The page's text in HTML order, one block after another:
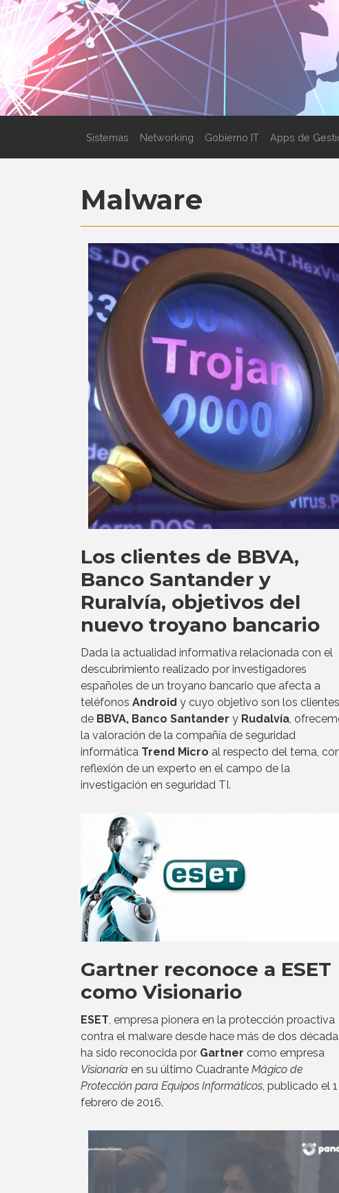
Sistemas Networking Gobierno IT Apps de
Malware
Los clientes de BBVA,
Banco Santander y
Ruralvía, objetivos del
nuevo troyano bancario
Dada la actualidad informativa relacionada con el
descubrimiento realizado por investigadores
españoles de un troyano bancario que afecta a
teléfonos Android y cuyo objetivo son los clientes
de BBVA, Banco Santander y Rudalvía,
la valoración de la compañía de seguridad
informática Trend Micro al respecto del tema,
reflexión de un experto en el campo de la
investigación en seguridad TI.
Gartner reconoce a ESET
como Visionario
ESET , empresa pionera en la protección proactiva
contra el malware desde hace más de dos
ha sido reconocida por Gartner como empresa
Visionaria en su último Cuadrante Mágico de
Protección para Equipos Informáticos , publicado el
febrero de 2016.